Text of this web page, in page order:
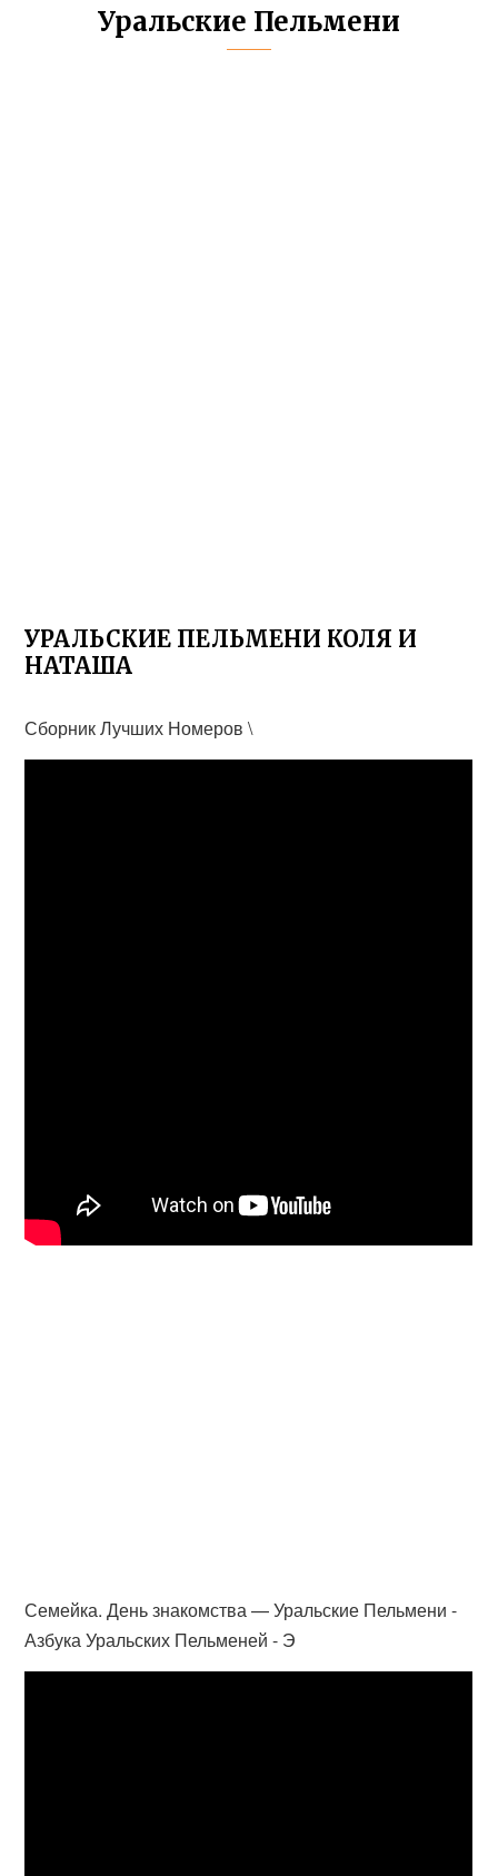
Уральские Пельмени
УРАЛЬСКИЕ ПЕЛЬМЕНИ КОЛЯ И
НАТАША
Сборник Лучших Номеров \
Семейка. День знакомства — Уральские Пельмени -
Азбука Уральских Пельменей - Э